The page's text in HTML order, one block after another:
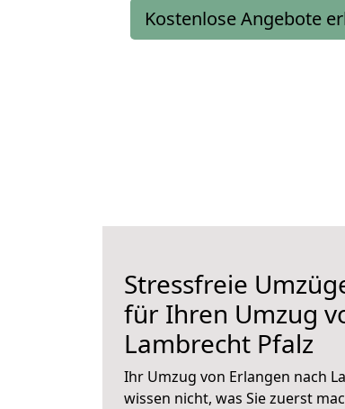
Kostenlose Angebote
Stressfreie
für Ihren Umzug
Lambrecht Pfalz
Ihr Umzug von Erlangen nach
wissen nicht, was Sie zuerst